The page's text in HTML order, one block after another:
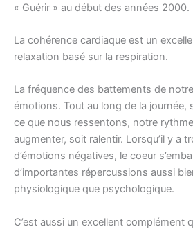
« Guérir » au début des années 2000.
La cohérence cardiaque est un
relaxation basé sur la respiration.
La fréquence des battements de
émotions. Tout au long de la journée,
ce que nous ressentons, notre
augmenter, soit ralentir. Lorsqu’il y a
d’émotions négatives, le coeur
d’importantes répercussions aussi
physiologique que psychologique.
C’est aussi un excellent complément